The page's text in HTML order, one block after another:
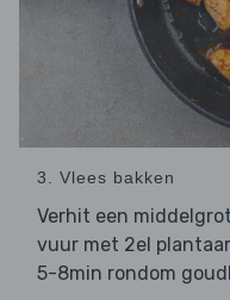
3. Vlees bakken
Verhit een
vuur met 2el
5-8min rondom